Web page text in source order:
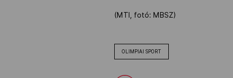
(MTI, fotó: MBSZ)
OLIMPIAI SPORT